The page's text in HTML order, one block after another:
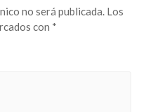
no será publicada. Los
con *